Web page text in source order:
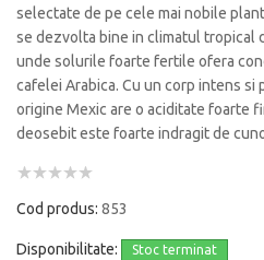
selectate de pe cele mai nobile
se dezvolta bine in climatul tropical
unde solurile foarte fertile ofera
cafelei Arabica. Cu un corp intens si
origine Mexic are o aciditate foarte
deosebit este foarte indragit de
Cod produs: 853
Disponibilitate: Stoc terminat